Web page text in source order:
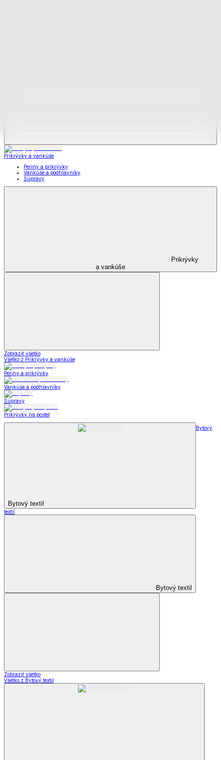
Prikrývky a vankúše
Periny a prikrývky
Vankúše a podhlavníky
Súpravy
Prikrývky
a vankúše
Zobraziť všetko
Všetko z Prikrývky a vankúše
Periny a prikrývky
Vankúše a podhlavníky
Súpravy
Prikrývky na posteľ
Bytový textil
Bytový
textil
Bytový textil
Zobraziť všetko
Všetko z Bytový textil